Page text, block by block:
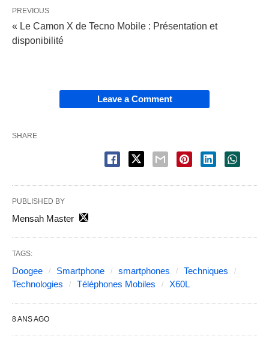
PREVIOUS
« Le Camon X de Tecno Mobile : Présentation et
disponibilité
Leave a Comment
SHARE
PUBLISHED BY
Mensah Master
TAGS:
Doogee Smartphone smartphones
Techniques
Technologies
Téléphones Mobiles X60L
8 ANS AGO